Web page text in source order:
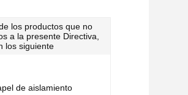
los productos que no
a la presente Directiva,
los siguiente
de aislamiento